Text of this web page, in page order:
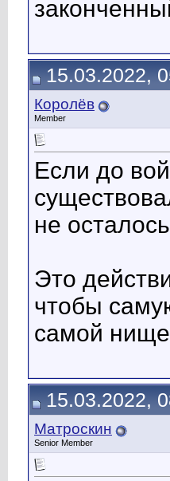
15.03.2022,
Королёв
Member
Если до
не
Это
чтобы
самой
15.03.2022,
Матроскин
Senior Member